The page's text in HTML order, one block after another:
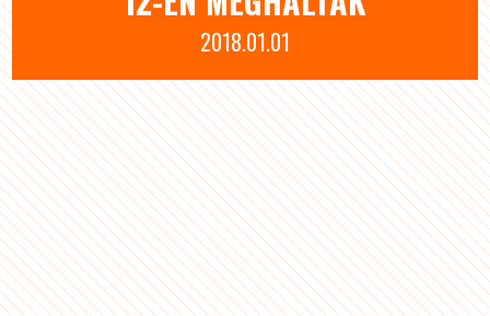
2018.01.01